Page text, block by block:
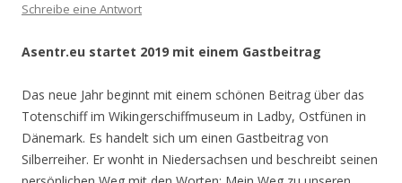
Schreibe eine Antwort
Asentr.eu startet 2019 mit einem Gastbeitrag
Das neue Jahr beginnt mit einem schönen Beitrag über das
Totenschiff im Wikingerschiffmuseum in Ladby, Ostfünen in
Dänemark. Es handelt sich um einen Gastbeitrag von
Silberreiher. Er wonht in Niedersachsen und beschreibt seinen